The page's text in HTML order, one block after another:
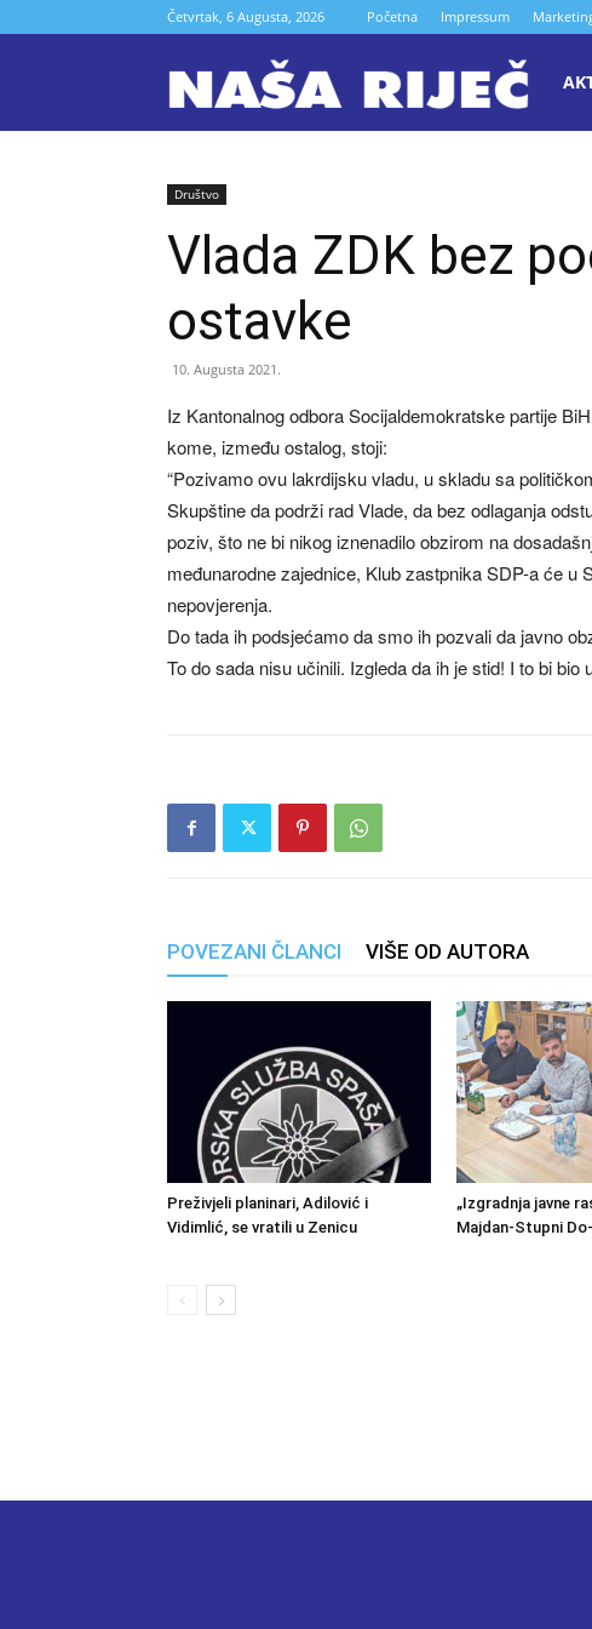
Četvrtak, 6 Augusta, 2026 Početna Impressum
Naša
Zenica
Društvo
Vlada ZDK bez
ostavke
10. Augusta 2021.
Iz Kantonalnog odbora Socijaldemokratske partije
kome, između ostalog, stoji:
“Pozivamo ovu lakrdijsku vladu, u skladu sa
Skupštine da podrži rad Vlade, da bez odlaganja
poziv, što ne bi nikog iznenadilo obzirom na
međunarodne zajednice, Klub zastpnika SDP-a će
nepovjerenja.
Do tada ih podsjećamo da smo ih pozvali da javno
To do sada nisu učinili. Izgleda da ih je stid! I to bi bio
POVEZANI ČLANCI VIŠE OD AUTORA
Preživjeli planinari, Adilović i
Vidimlić, se vratili u Zenicu
„Izgradnja javne
Majdan-Stupni